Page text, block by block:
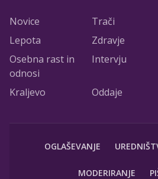
Novice Trači
Lepota
Zdravje
Osebna rast in
odnosi
Intervju
Kraljevo Oddaje
OGLAŠEVANJE
MODERIRANJE